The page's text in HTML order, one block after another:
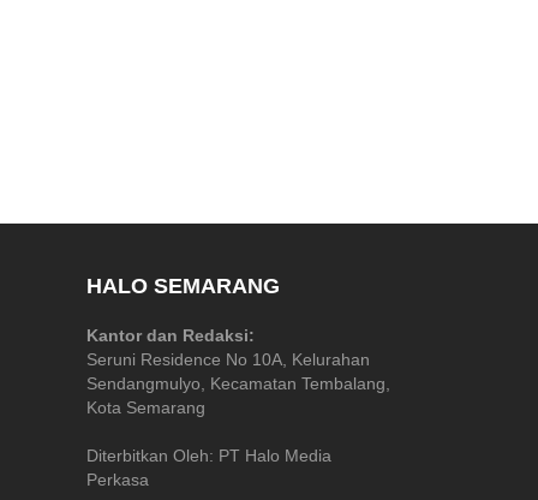
HALO SEMARANG
Kantor dan Redaksi:
Seruni Residence No 10A, Kelurahan
Sendangmulyo, Kecamatan Tembalang,
Kota Semarang
Diterbitkan Oleh: PT Halo Media
Perkasa